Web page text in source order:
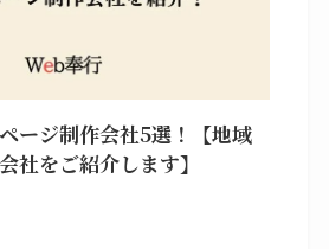
ージ制作会社5選！【地域
社をご紹介します】